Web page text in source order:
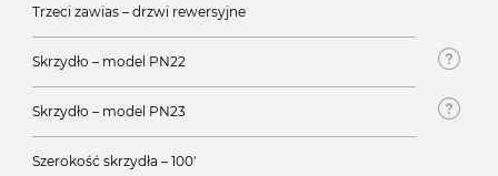
Trzeci zawias – drzwi rewersyjne
Skrzydło – model PN22
Skrzydło – model PN23
Szerokość skrzydła – 100'